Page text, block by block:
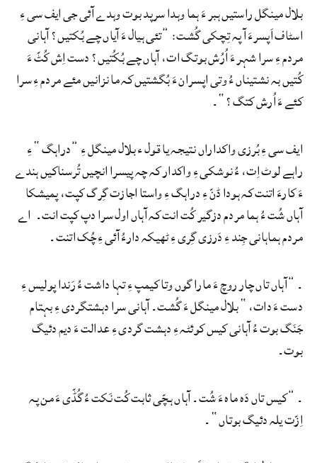
بلال مینگل راستیں ہبر ءَ ہما وہدا سرپد بوت وہدے آئی جی ایف سی ءِ
اسٹاف اَپسرءَ آ پہ تِچکی گُشت: ”تئی ہیال ءَ آیاں چے بُکتیں؟ آہانی
مردم ءِ سرا شہر ءَ اُرُش بوتگ ات، آہاں چے بُکُتیں؟ دست اِش کُٹّ ءَ
کُتیں بہ نشتیناں ءُ وتی اپسران ءَ بُگشتیں کہ ما نزانیں مئے مردم ءِ سرا
کئے ءَ اُرش کتگ؟“۔
ایف سی ءِ بُرزی واکداراں نتیجہ یا قول ء بلال مینگل ءِ ”دراہگ“ ءِ
راہے لوٹ اِت، ءُ نوشکی ءِ واکدار کہ چہ پیسرا انچیں تُرسناکیں ہندے
ءَ کارءَ اتنت کہ ہودا ڈنّ ءِ دراہگ ءِ واستا اجازت گِرگ کپت، پمیشکا
آہاں شُت ءُ ہما مردم دزگیر کُت انت کہ آہاں اول سرا دپ کپت انت۔ اے
مردم ہماہانی جِند ءِ دَرزی گِری ءِ ٹھیکہ دارءُ آئی ءِ چُک اتنت۔
۔ ”آہاں تاں چار روچ ءَ مارا گوں وتا کیمپ ءِ تہا داشت ءُ رَندا پولیس ءِ
دست ءَ دات،“ بلال مینگل ءَ گُشت۔ آہانی سرا دہشتگردی ءِ بہتام
جَنَگ بوت ءُ آہانی کیس کوئٹہ ءِ دہشت گردی ءِ عدالت ءَ دیم دئیگ
بوت۔
۔ ”کیس تاں دَہ ماہ ءَ شُت۔ آہاں ہچّی ثابت کُت نَکت ءُ گُڈّی ءَ من پہ
اِزّت یلہ دئیگ بوتاں“۔